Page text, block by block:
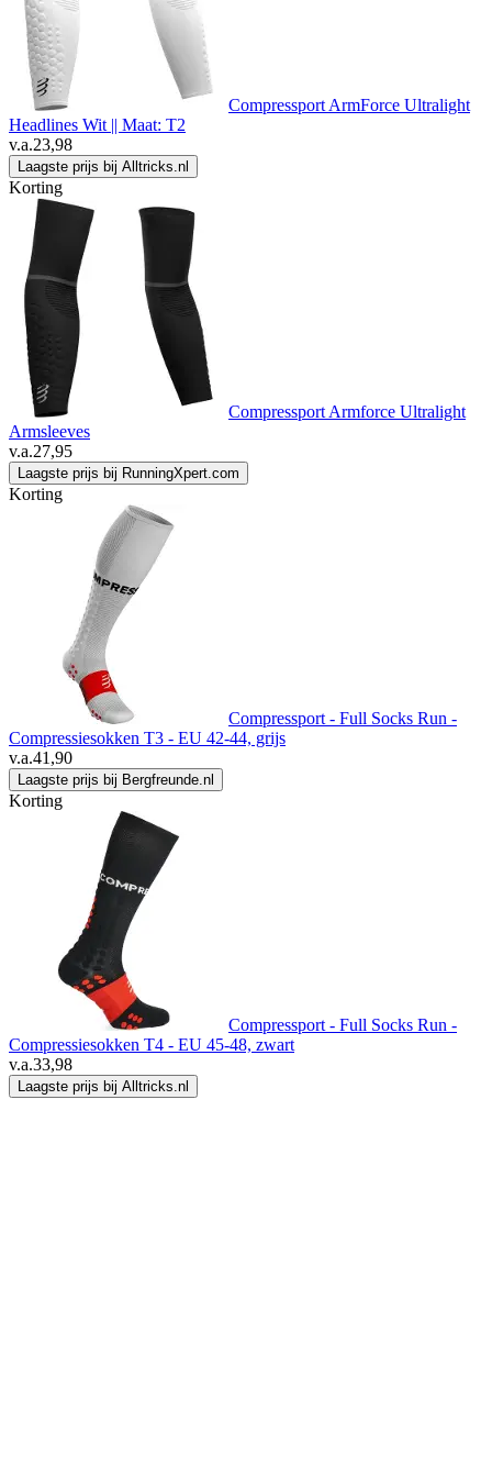
Compressport ArmForce Ultralight
Headlines Wit || Maat: T2
v.a.23,98
Laagste prijs bij Alltricks.nl
Korting
Compressport Armforce Ultralight
Armsleeves
v.a.27,95
Laagste prijs bij RunningXpert.com
Korting
Compressport - Full Socks Run -
Compressiesokken T3 - EU 42-44, grijs
v.a.41,90
Laagste prijs bij Bergfreunde.nl
Korting
Compressport - Full Socks Run -
Compressiesokken T4 - EU 45-48, zwart
v.a.33,98
Laagste prijs bij Alltricks.nl